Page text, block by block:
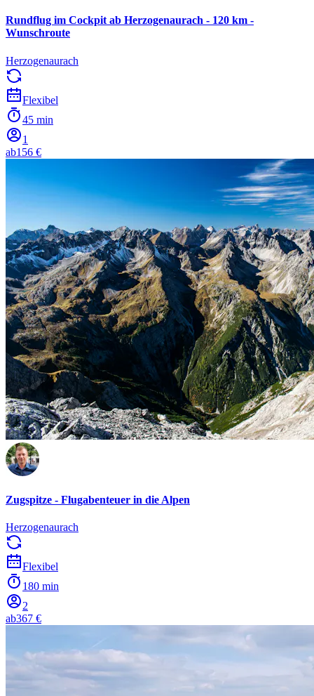
Rundflug im Cockpit ab Herzogenaurach - 120 km -
Wunschroute
Herzogenaurach
Flexibel
45 min
1
ab156 €
Zugspitze - Flugabenteuer in die Alpen
Herzogenaurach
Flexibel
180 min
2
ab367 €